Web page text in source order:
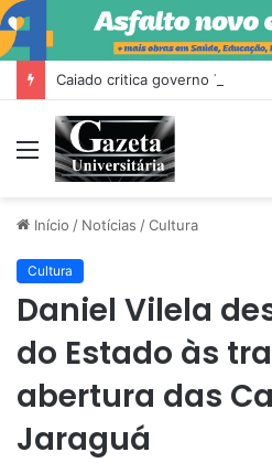
Menu
Início / Notícias /Cultura
Cultura
Daniel Vilela
do Estado às
abertura das
Jaraguá